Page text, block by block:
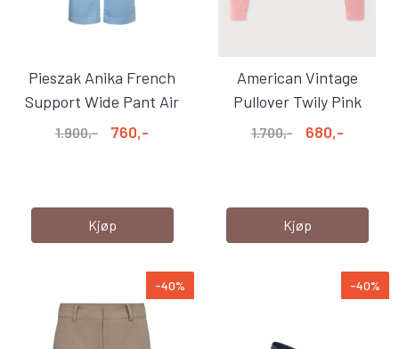
Pieszak Anika French
Support Wide Pant Air
Blue
1.900,- 760,-
Kjøp
American Vintage
Pullover Twily Pink
Melange
1.700,- 680,-
Kjøp
-40% -40%